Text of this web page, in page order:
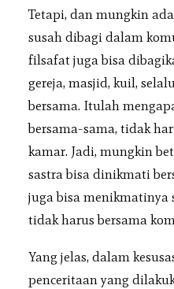
Tetapi, dan mungkin
susah dibagi dalam
filsafat juga bisa
gereja, masjid, kuil,
bersama. Itulah
bersama-sama, tidak
kamar. Jadi, mungkin
sastra bisa dinikmati
juga bisa menikmatinya
tidak harus bersama
Yang jelas, dalam
penceritaan yang